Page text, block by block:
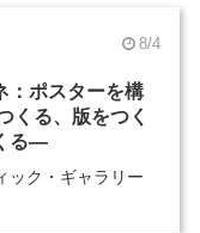
8/4
：ポスターを構
くる、版をつく
る―
ック・ギャラリー